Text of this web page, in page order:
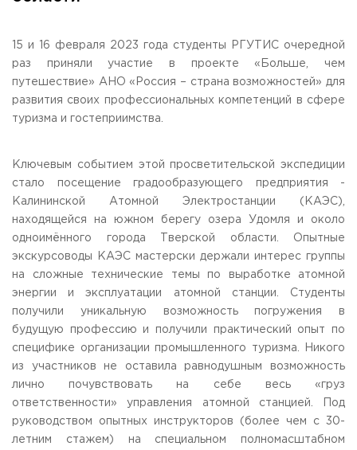
Контакты
Научная деятельность
Дополнительное образование
Федеральное учебно-методическое объединение в
системе ВО
Федеральное учебно-методическое объединение в
системе СПО
Профком
Конкурс ППС
ЗАКАЗАТЬ ОБРАТНЫЙ ЗВОНОК
АДРЕС
141221, Московская обл., Городской округ
ТЕЛЕФОНЫ
+7 (495) 940 83 00
+7 (495) 940 83 58 - Приемная комиссия
E-MAIL
info@rguts.ru
obrashenia@rguts.ru
priem@rguts.ru - Приемная комиссия
ГРАФИК И РЕЖИМ РАБОТЫ
пн-чт: с 09:00 до 18:00;
пт: с 09:00 до 16:45;
сб-вс: выходной
Приемная комиссия
пн-пт: с 10:00 до 17:00;
сб: с 10:00 до 15:30;
вс: выходной.
15 и 16 февраля 2023 года студенты РГУТИС очередной
раз приняли участие в проекте «Больше, чем
путешествие» АНО «Россия – страна возможностей» для
развития своих профессиональных компетенций в сфере
туризма и гостеприимства.
Ключевым событием этой просветительской экспедиции
стало посещение градообразующего предприятия -
Калининской Атомной Электростанции (КАЭС),
находящейся на южном берегу озера Удомля и около
одноимённого города Тверской области. Опытные
экскурсоводы КАЭС мастерски держали интерес группы
на сложные технические темы по выработке атомной
энергии и эксплуатации атомной станции. Студенты
получили уникальную возможность погружения в
будущую профессию и получили практический опыт по
специфике организации промышленного туризма. Никого
из участников не оставила равнодушным возможность
лично почувствовать на себе весь «груз
ответственности» управления атомной станцией. Под
руководством опытных инструкторов (более чем с 30-
летним стажем) на специальном полномасштабном